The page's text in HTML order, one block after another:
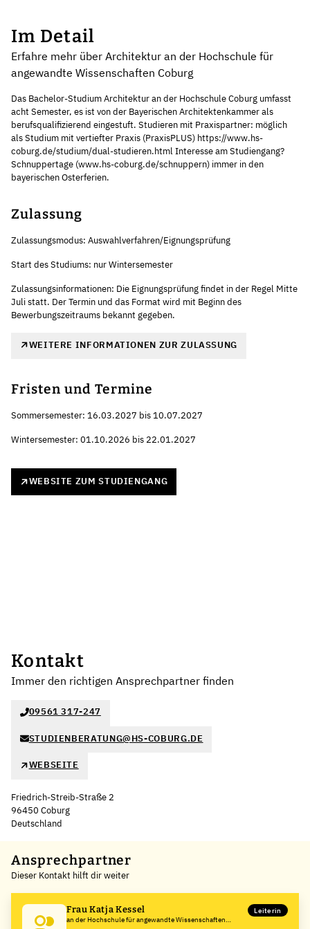
Im Detail
Erfahre mehr über Architektur an der Hochschule für
angewandte Wissenschaften Coburg
Das Bachelor-Studium Architektur an der Hochschule Coburg umfasst
acht Semester, es ist von der Bayerischen Architektenkammer als
berufsqualifizierend eingestuft. Studieren mit Praxispartner: möglich
als Studium mit vertiefter Praxis (PraxisPLUS) https://www.hs-
coburg.de/studium/dual-studieren.html Interesse am Studiengang?
Schnuppertage (www.hs-coburg.de/schnuppern) immer in den
bayerischen Osterferien.
Zulassung
Zulassungsmodus: Auswahlverfahren/Eignungsprüfung
Start des Studiums: nur Wintersemester
Zulassungsinformationen: Die Eignungsprüfung findet in der Regel Mitte
Juli statt. Der Termin und das Format wird mit Beginn des
Bewerbungszeitraums bekannt gegeben.
WEITERE INFORMATIONEN ZUR ZULASSUNG
Fristen und Termine
Sommersemester: 16.03.2027 bis 10.07.2027
Wintersemester: 01.10.2026 bis 22.01.2027
WEBSITE ZUM STUDIENGANG
Kontakt
Immer den richtigen Ansprechpartner finden
09561 317-247
STUDIENBERATUNG@HS-COBURG.DE
WEBSEITE
Friedrich-Streib-Straße 2
96450 Coburg
Deutschland
+
−
Ansprechpartner
Dieser Kontakt hilft dir weiter
Frau Katja Kessel
an der Hochschule für angewandte Wissenschaften
Leiterin